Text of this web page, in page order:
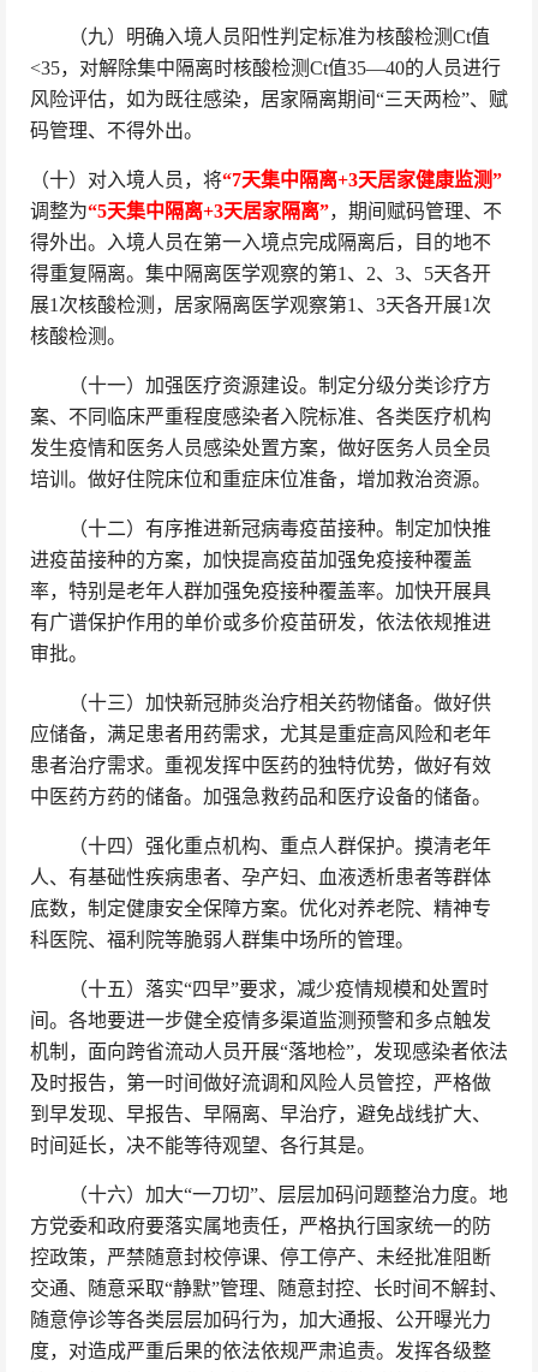
（九）明确入境人员阳性判定标准为核酸检测Ct值
<35，对解除集中隔离时核酸检测Ct值35—40的人员进行
风险评估，如为既往感染，居家隔离期间“三天两检”、赋
码管理、不得外出。
（十）对入境人员，将“7天集中隔离+3天居家健康监测”
调整为“5天集中隔离+3天居家隔离”，期间赋码管理、不
得外出。入境人员在第一入境点完成隔离后，目的地不
得重复隔离。集中隔离医学观察的第1、2、3、5天各开
展1次核酸检测，居家隔离医学观察第1、3天各开展1次
核酸检测。
（十一）加强医疗资源建设。制定分级分类诊疗方
案、不同临床严重程度感染者入院标准、各类医疗机构
发生疫情和医务人员感染处置方案，做好医务人员全员
培训。做好住院床位和重症床位准备，增加救治资源。
（十二）有序推进新冠病毒疫苗接种。制定加快推
进疫苗接种的方案，加快提高疫苗加强免疫接种覆盖
率，特别是老年人群加强免疫接种覆盖率。加快开展具
有广谱保护作用的单价或多价疫苗研发，依法依规推进
审批。
（十三）加快新冠肺炎治疗相关药物储备。做好供
应储备，满足患者用药需求，尤其是重症高风险和老年
患者治疗需求。重视发挥中医药的独特优势，做好有效
中医药方药的储备。加强急救药品和医疗设备的储备。
（十四）强化重点机构、重点人群保护。摸清老年
人、有基础性疾病患者、孕产妇、血液透析患者等群体
底数，制定健康安全保障方案。优化对养老院、精神专
科医院、福利院等脆弱人群集中场所的管理。
（十五）落实“四早”要求，减少疫情规模和处置时
间。各地要进一步健全疫情多渠道监测预警和多点触发
机制，面向跨省流动人员开展“落地检”，发现感染者依法
及时报告，第一时间做好流调和风险人员管控，严格做
到早发现、早报告、早隔离、早治疗，避免战线扩大、
时间延长，决不能等待观望、各行其是。
（十六）加大“一刀切”、层层加码问题整治力度。地
方党委和政府要落实属地责任，严格执行国家统一的防
控政策，严禁随意封校停课、停工停产、未经批准阻断
交通、随意采取“静默”管理、随意封控、长时间不解封、
随意停诊等各类层层加码行为，加大通报、公开曝光力
度，对造成严重后果的依法依规严肃追责。发挥各级整